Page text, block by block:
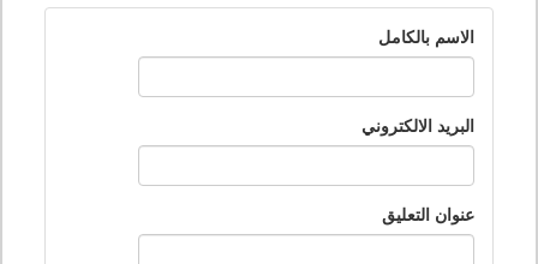
الاسم بالكامل
البريد الالكتروني
عنوان التعليق